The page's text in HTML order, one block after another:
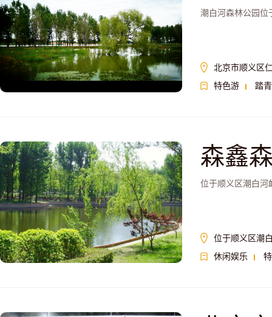
潮白河森林公园位
北京市顺义区
特色游
踏青
森鑫
位于顺义区潮白河
位于顺义区潮
休闲娱乐